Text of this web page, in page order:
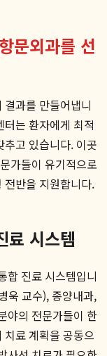
문외과를 선
과를 만들어냅니
터는 환자에게 최적
고 있습니다. 이곳
가들이 유기적으로
전반을 지원합니다.
료 시스템
합 진료 시스템입니
욱 교수), 종양내과,
야의 전문가들이 한
료 계획을 공동으